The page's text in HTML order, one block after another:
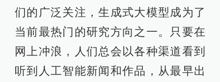
们的广泛关注，生成式大模型成为了
当前最热门的研究方向之一。只要在
网上冲浪，人们总会以各种渠道看到
听到人工智能新闻和作品，从最早出